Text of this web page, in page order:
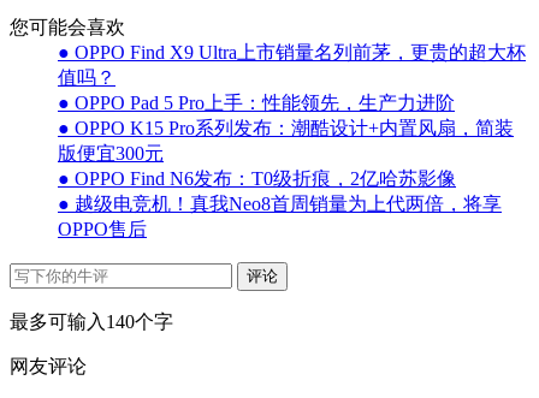
您可能会喜欢
● OPPO Find X9 Ultra上市销量名列前茅，更贵的超大杯
值吗？
● OPPO Pad 5 Pro上手：性能领先，生产力进阶
● OPPO K15 Pro系列发布：潮酷设计+内置风扇，简装
版便宜300元
● OPPO Find N6发布：T0级折痕，2亿哈苏影像
● 越级电竞机！真我Neo8首周销量为上代两倍，将享
OPPO售后
评论
最多可输入140个字
网友评论